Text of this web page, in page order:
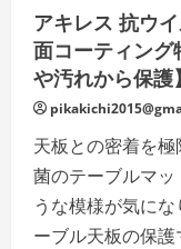
テ
ー
ブ
ル
を
ズ
汚
れ
か
ら
保
護】
1mm
アキレス 抗ウ
面コーティン
や汚れから保護
天板との密着を
菌のテーブルマ
うな模様が気に
ーブル天板の保